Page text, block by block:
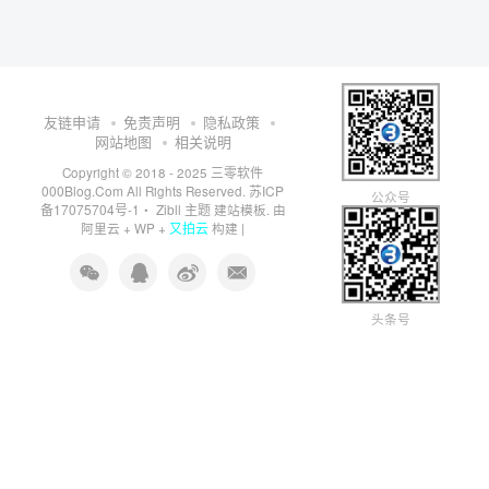
友链申请 免责声明
隐私政策
网站地图
相关说明
Copyright © 2018 - 2025 三零软件
000Blog.Com All Rights Reserved. 苏ICP
备17075704号-1 ・ Zibll 主题建站模板. 由
阿里云 + WP + 又拍云构建 |
公众号
头条号